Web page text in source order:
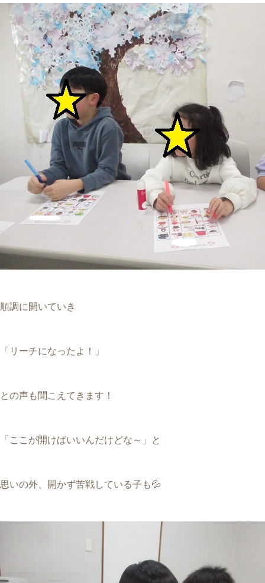
順調に開いていき
「リーチになったよ！」
との声も聞こえてきます！
「ここが開けばいいんだけどな～」と
思いの外、開かず苦戦している子も💦